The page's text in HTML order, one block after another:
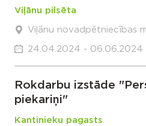
Viļānu pilsēta
Viļānu novadpētniecības
24.04.2024 - 06.06.2024
Rokdarbu izstāde
piekariņi"
Kantinieku pagasts